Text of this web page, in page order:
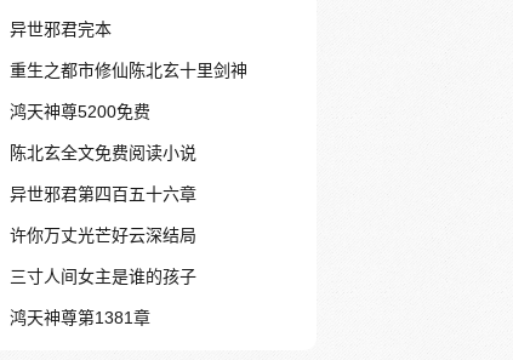
异世邪君完本
重生之都市修仙陈北玄十里剑神
鸿天神尊5200免费
陈北玄全文免费阅读小说
异世邪君第四百五十六章
许你万丈光芒好云深结局
三寸人间女主是谁的孩子
鸿天神尊第1381章